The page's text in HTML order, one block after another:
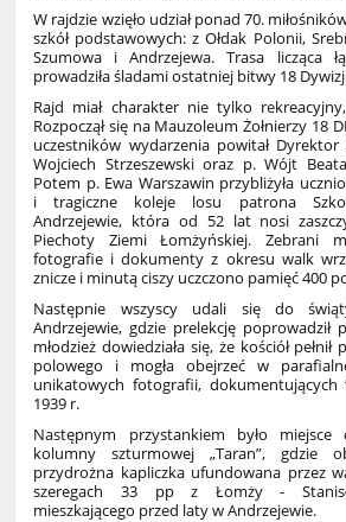
W rajdzie wzięło udział ponad 70.
szkół podstawowych: z Ołdak Polonii,
Szumowa i Andrzejewa. Trasa licząca
prowadziła śladami ostatniej bitwy 18
Rajd miał charakter nie tylko
Rozpoczął się na Mauzoleum Żołnierzy 18
uczestników wydarzenia powitał
Wojciech Strzeszewski oraz p. Wójt
Potem p. Ewa Warszawin przybliżyła
i tragiczne koleje losu patrona
Andrzejewie, która od 52 lat nosi
Piechoty Ziemi Łomżyńskiej. Zebrani
fotografie i dokumenty z okresu walk
znicze i minutą ciszy uczczono pamięć 400
Następnie wszyscy udali się do
Andrzejewie, gdzie prelekcję poprowadził
młodzież dowiedziała się, że kościół
polowego i mogła obejrzeć w
unikatowych fotografii, dokumentujących
1939 r.
Następnym przystankiem było miejsce
kolumny szturmowej „Taran”, gdzie
przydrożna kapliczka ufundowana przez
szeregach 33 pp z Łomży -
mieszkającego przed laty w Andrzejewie.